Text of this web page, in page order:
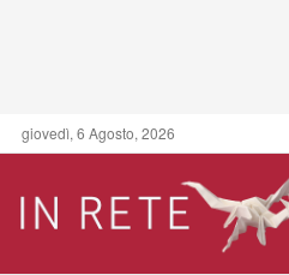
giovedì, 6 Agosto, 2026